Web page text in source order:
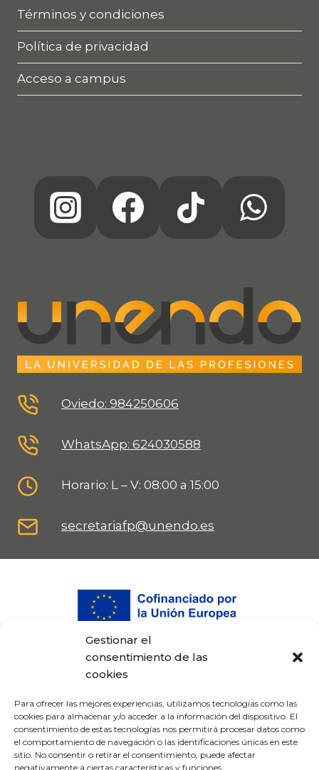
Gestionar el
consentimiento de las
cookies
Para ofrecer las mejores experiencias, utilizamos tecnologías como las
cookies para almacenar y/o acceder a la información del dispositivo. El
consentimiento de estas tecnologías nos permitirá procesar datos como
el comportamiento de navegación o las identificaciones únicas en este
sitio. No consentir o retirar el consentimiento, puede afectar
negativamente a ciertas características y funciones.
Términos y condiciones
Política de privacidad
Acceso a campus
Oviedo: 984250606
WhatsApp: 624030588
Horario: L – V: 08:00 a 15:00
secretariafp@unendo.es
Proyecto cofinanciado por el Fondo Europeo